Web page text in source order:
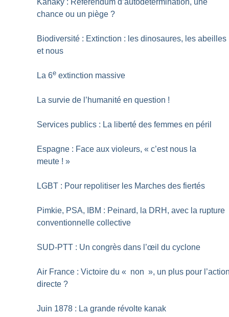
Kanaky : Référendum d’autodétermination, une
chance ou un piège ?
Biodiversité : Extinction : les dinosaures, les abeilles
et nous
La 6e extinction massive
La survie de l’humanité en question !
Services publics : La liberté des femmes en péril
Espagne : Face aux violeurs, « c’est nous la
meute ! »
LGBT : Pour repolitiser les Marches des fiertés
Pimkie, PSA, IBM : Peinard, la DRH, avec la rupture
conventionnelle collective
SUD-PTT : Un congrès dans l’œil du cyclone
Air France : Victoire du « non », un plus pour
directe ?
Juin 1878 : La grande révolte kanak